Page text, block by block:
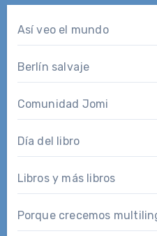
Así veo el mundo
Berlín salvaje
Comunidad Jomi
Día del libro
Libros y más libros
Porque crecemos